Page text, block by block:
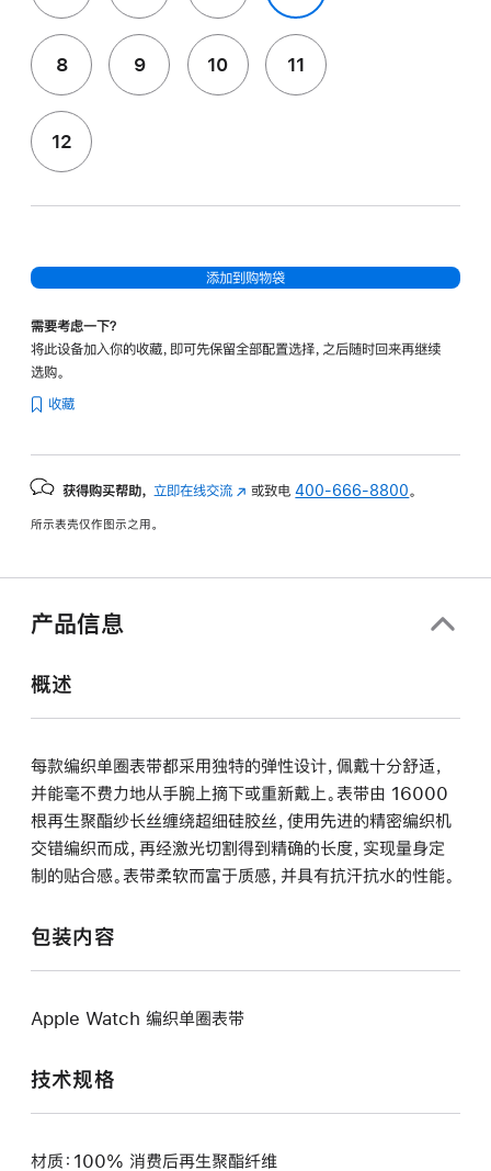
8 9 10 11
12
添加到购物袋
需要考虑一下？
将此设备加入你的收藏，即可先保留全部配置选择，之后随时回来再继续
选购。
收藏
获得购买帮助， 立即在线交流 (在
中
或致电400-666-8800 。
所示表壳仅作图示之用。
产品信息
概述
每款编织单圈表带都采用独特的弹性设计，佩戴十分舒适，
并能毫不费力地从手腕上摘下或重新戴上。表带由 16000
根再生聚酯纱长丝缠绕超细硅胶丝，使用先进的精密编织机
交错编织而成，再经激光切割得到精确的长度，实现量身定
制的贴合感。表带柔软而富于质感，并具有抗汗抗水的性能。
包装内容
Apple Watch 编织单圈表带
技术规格
材质：100% 消费后再生聚酯纤维